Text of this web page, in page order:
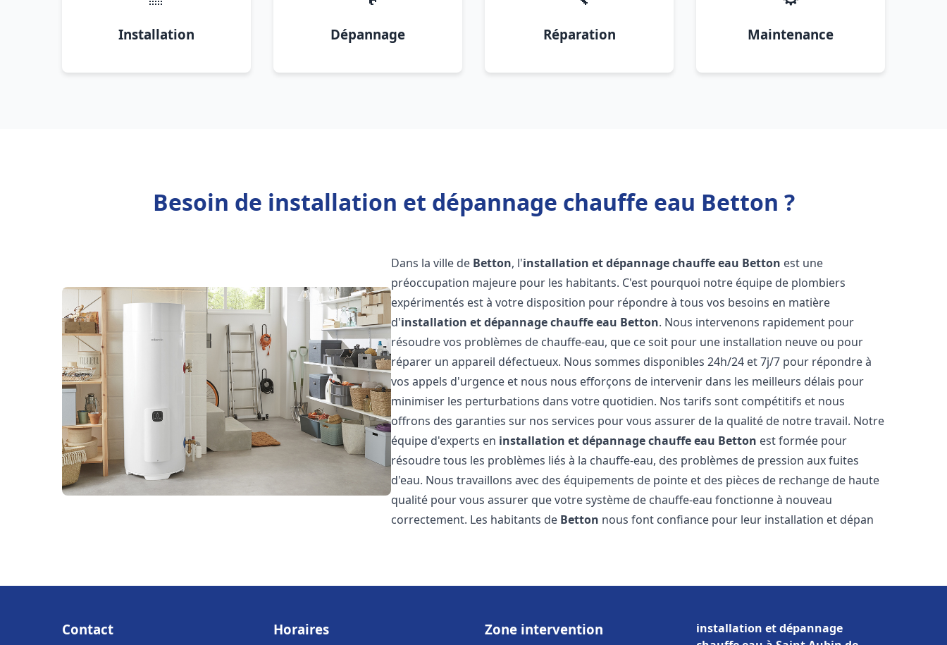
Installation Dépannage Réparation Maintenance
Besoin de installation et dépannage chauffe eau Betton ?
Dans la ville de Betton, l'installation et dépannage chauffe eau Betton est une
préoccupation majeure pour les habitants. C'est pourquoi notre équipe de plombiers
expérimentés est à votre disposition pour répondre à tous vos besoins en matière
d'installation et dépannage chauffe eau Betton. Nous intervenons rapidement pour
résoudre vos problèmes de chauffe-eau, que ce soit pour une installation neuve ou pour
réparer un appareil défectueux. Nous sommes disponibles 24h/24 et 7j/7 pour répondre à
vos appels d'urgence et nous nous efforçons de intervenir dans les meilleurs délais pour
minimiser les perturbations dans votre quotidien. Nos tarifs sont compétitifs et nous
offrons des garanties sur nos services pour vous assurer de la qualité de notre travail. Notre
équipe d'experts en installation et dépannage chauffe eau Betton est formée pour
résoudre tous les problèmes liés à la chauffe-eau, des problèmes de pression aux fuites
d'eau. Nous travaillons avec des équipements de pointe et des pièces de rechange de haute
qualité pour vous assurer que votre système de chauffe-eau fonctionne à nouveau
correctement. Les habitants de Betton nous font confiance pour leur installation et dépan
Contact Horaires Zone intervention
installation et dépannage